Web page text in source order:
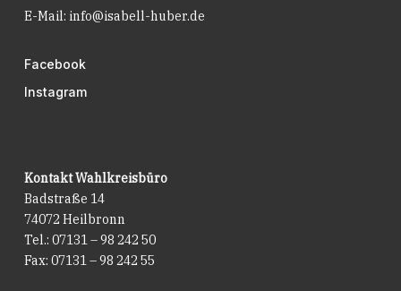
E-Mail: info@isabell-huber.de
Facebook
Instagram
Kontakt Wahlkreisbüro
Badstraße 14
74072 Heilbronn
Tel.: 07131 – 98 242 50
Fax: 07131 – 98 242 55